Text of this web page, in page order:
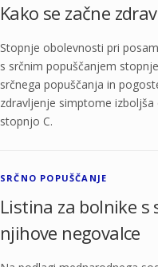
Kako se začne
Stopnje obolevnosti pri
s srčnim popuščanjem
srčnega popuščanja in
zdravljenje simptome
stopnjo C.
SRČNO POPUŠČANJE
Listina za bolnike s
njihove negovalce